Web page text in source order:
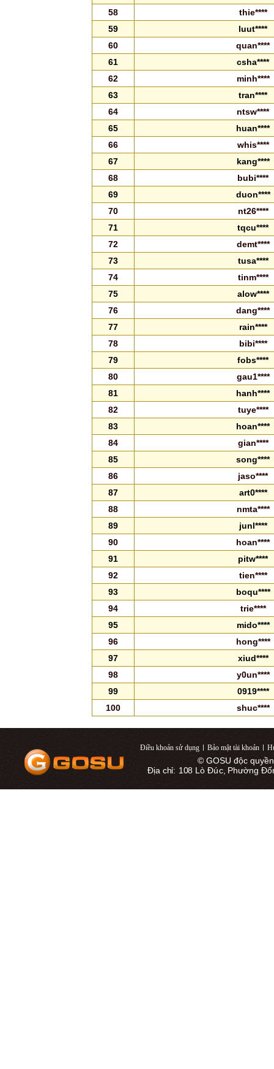
58
thie****
59
luut****
60
quan****
61
csha****
62
minh****
63
tran****
64
ntsw****
65
huan****
66
whis****
67
kang****
68
bubi****
69
duon****
70
nt26****
71
tqcu****
72
demt****
73
tusa****
74
tinm****
75
alow****
76
dang****
77
rain****
78
bibi****
79
fobs****
80
gau1****
81
hanh****
82
tuye****
83
hoan****
84
gian****
85
song****
86
jaso****
87
art0****
88
nmta****
89
junl****
90
hoan****
91
pitw****
92
tien****
93
boqu****
94
trie****
95
mido****
96
hong****
97
xiud****
98
y0un****
99
0919****
100
shuc****
Điều khoản sử dụng | Bảo mật tài khoản |
© GOSU độc
Địa chỉ: 108 Lò Đúc, Phường